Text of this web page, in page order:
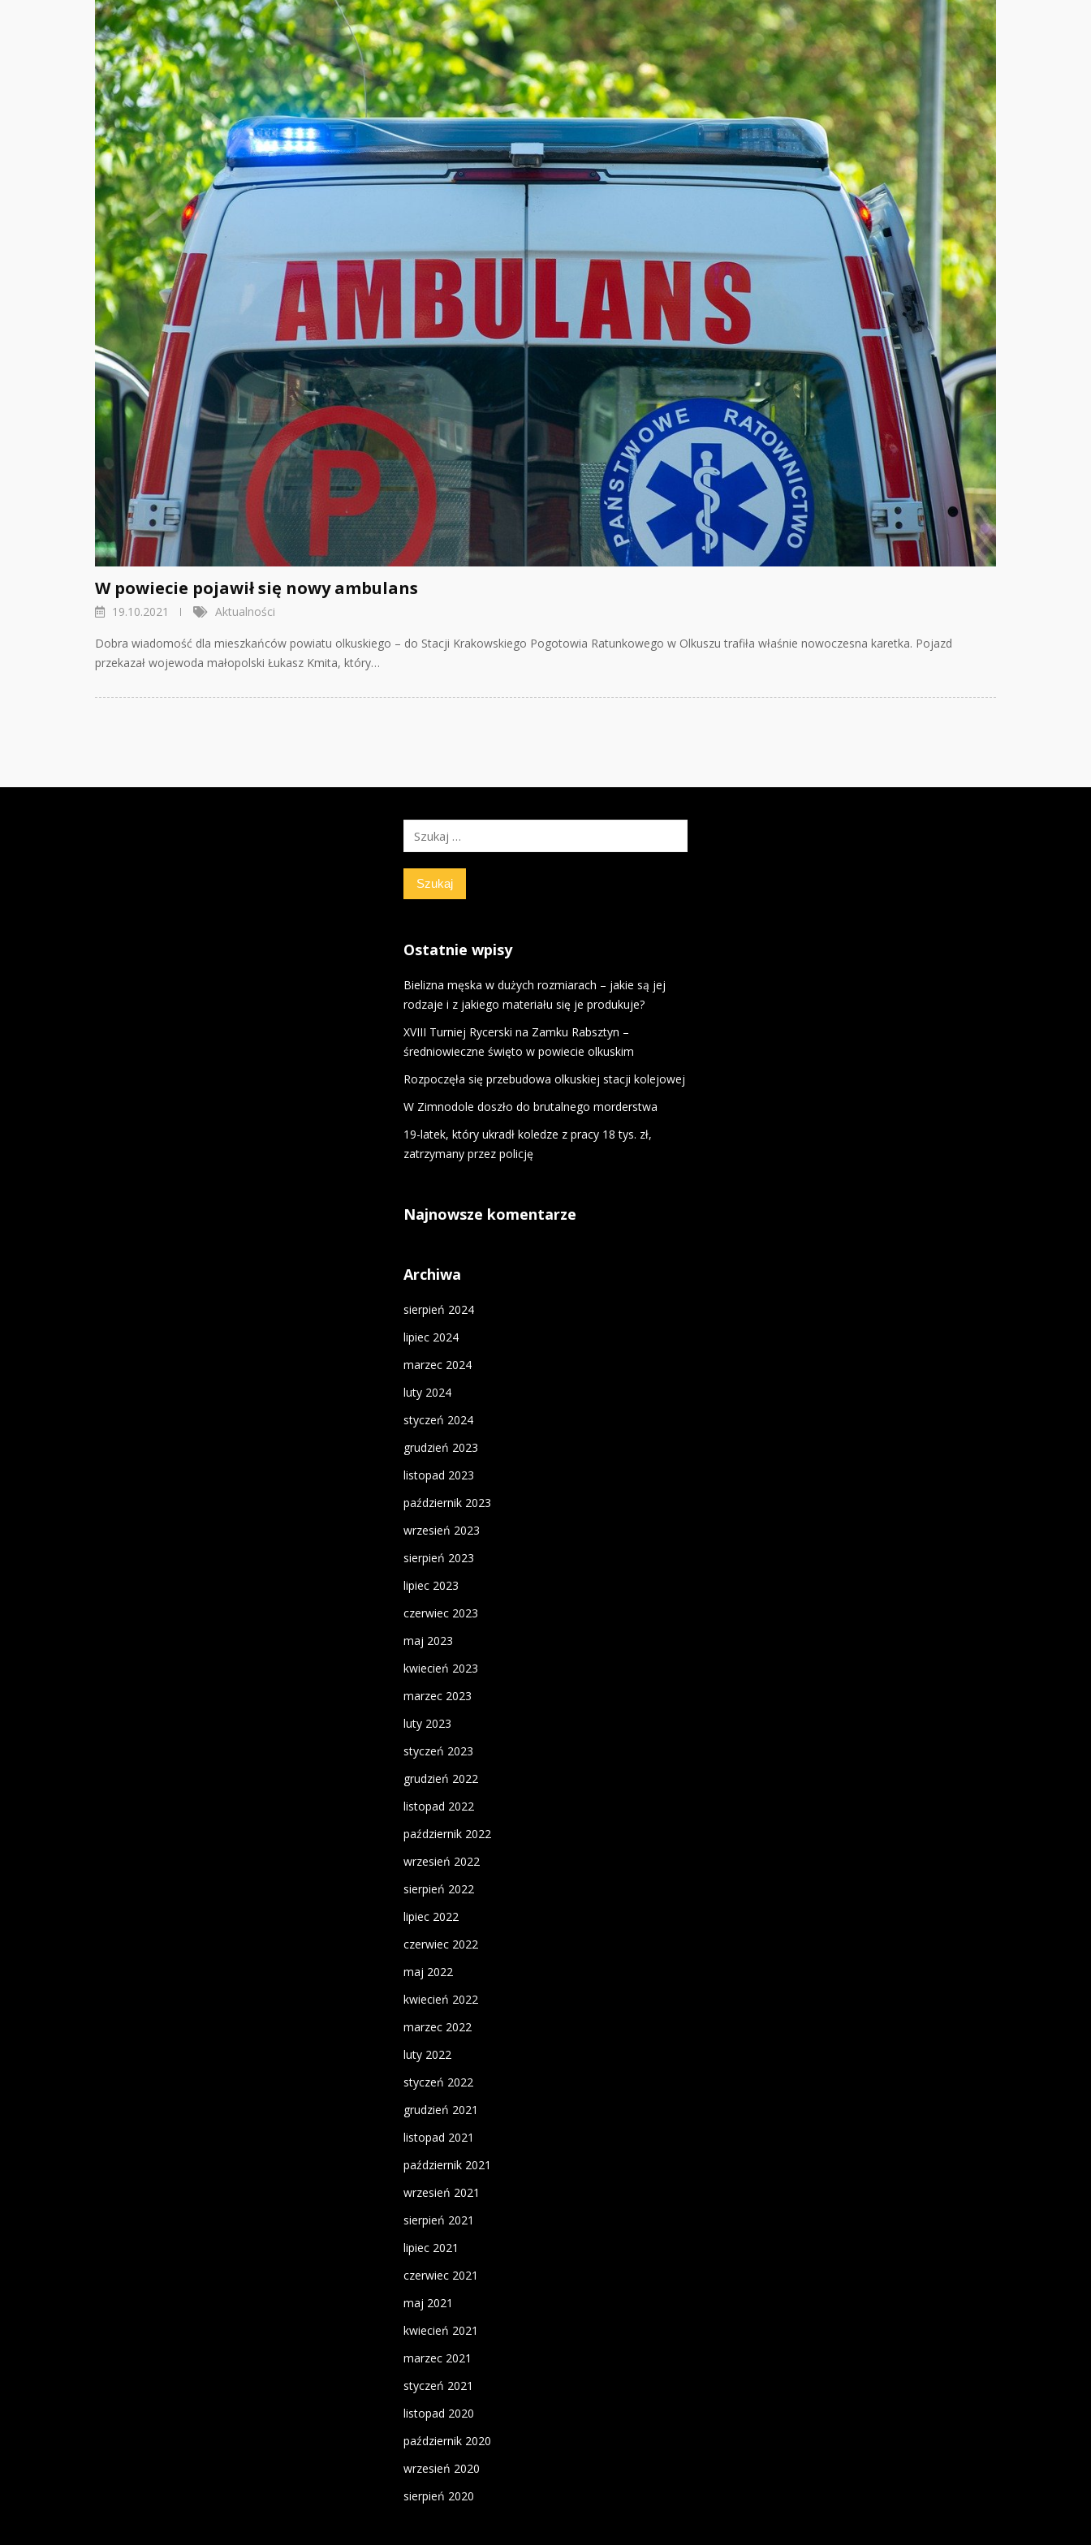
W powiecie pojawił się nowy ambulans
19.10.2021 Aktualności
Dobra wiadomość dla mieszkańców powiatu olkuskiego – do Stacji Krakowskiego Pogotowia Ratunkowego w Olkuszu trafiła właśnie nowoczesna karetka. Pojazd
przekazał wojewoda małopolski Łukasz Kmita, który…
Ostatnie wpisy
Bielizna męska w dużych rozmiarach – jakie są jej
rodzaje i z jakiego materiału się je produkuje?
XVIII Turniej Rycerski na Zamku Rabsztyn –
średniowieczne święto w powiecie olkuskim
Rozpoczęła się przebudowa olkuskiej stacji kolejowej
W Zimnodole doszło do brutalnego morderstwa
19-latek, który ukradł koledze z pracy 18 tys. zł,
zatrzymany przez policję
Najnowsze komentarze
Archiwa
sierpień 2024
lipiec 2024
marzec 2024
luty 2024
styczeń 2024
grudzień 2023
listopad 2023
październik 2023
wrzesień 2023
sierpień 2023
lipiec 2023
czerwiec 2023
maj 2023
kwiecień 2023
marzec 2023
luty 2023
styczeń 2023
grudzień 2022
listopad 2022
październik 2022
wrzesień 2022
sierpień 2022
lipiec 2022
czerwiec 2022
maj 2022
kwiecień 2022
marzec 2022
luty 2022
styczeń 2022
grudzień 2021
listopad 2021
październik 2021
wrzesień 2021
sierpień 2021
lipiec 2021
czerwiec 2021
maj 2021
kwiecień 2021
marzec 2021
styczeń 2021
listopad 2020
październik 2020
wrzesień 2020
sierpień 2020